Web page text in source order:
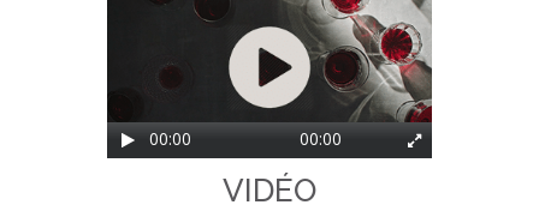
00:00 00:00
VIDÉO